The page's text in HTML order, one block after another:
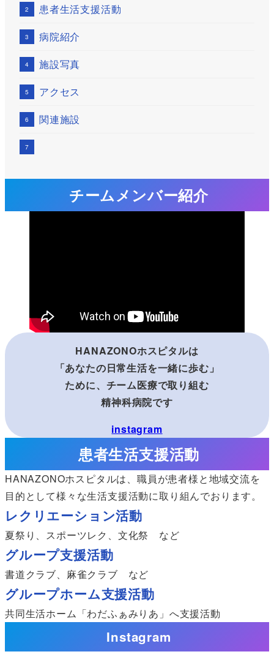
患者生活支援活動
病院紹介
施設写真
アクセス
関連施設
チームメンバー紹介
HANAZONOホスピタルは
「あなたの日常生活を一緒に歩む」
ために、チーム医療で取り組む
精神科病院です
instagram
患者生活支援活動
HANAZONOホスピタルは、職員が患者様と地域交流を
目的として様々な生活支援活動に取り組んでおります。
レクリエーション活動
夏祭り、スポーツレク、文化祭 など
グループ支援活動
書道クラブ、麻雀クラブ など
グループホーム支援活動
共同生活ホーム「わだふぁみりあ」へ支援活動
Instagram